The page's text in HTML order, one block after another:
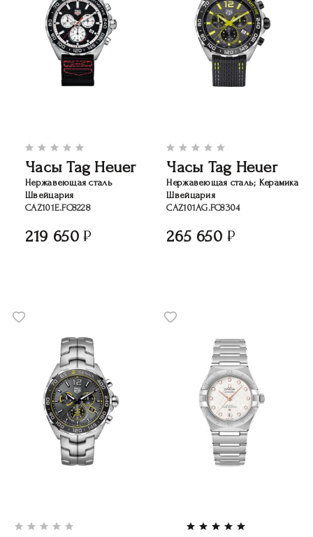
Часы Tag Heuer
Нержавеющая сталь
Швейцария
CAZ101E.FC8228
219 650
Часы Tag Heuer
Нержавеющая сталь; Керамика
Швейцария
CAZ101AG.FC8304
265 650